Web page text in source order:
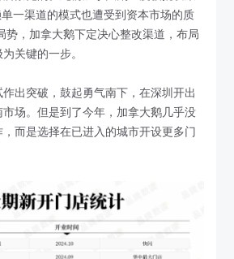
一渠道的模式也遭受到资本市场的质
势，加拿大鹅下定决心整改渠道，布局
关键的一步。
出突破，鼓起勇气南下，在深圳开出
场。但是到了今年，加拿大鹅几乎没
而是选择在已进入的城市开设更多门